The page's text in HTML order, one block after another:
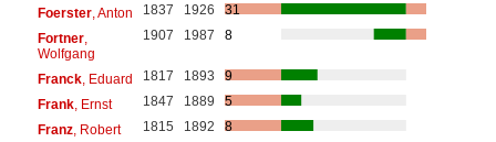
Foerster, Anton 1837 1926
31
Fortner,
Wolfgang
1907 1987 8
Franck, Eduard 1817 1893
9
Frank, Ernst 1847 1889
5
Franz, Robert 1815 1892
8